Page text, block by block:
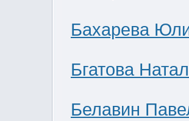
Бахарева
Бгатова
Белавин